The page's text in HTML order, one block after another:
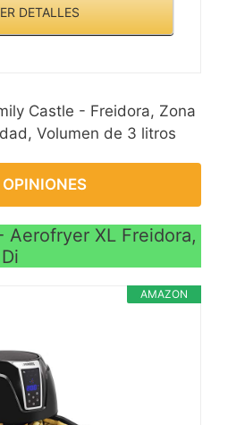
DETALLES
Castle - Freidora, Zona
Volumen de 3 litros
OPINIONES
Aerofryer XL Freidora,
AMAZON